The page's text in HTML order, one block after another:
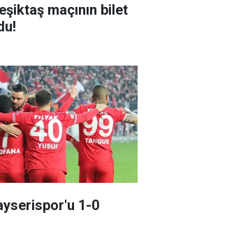
maçının bilet
1-0